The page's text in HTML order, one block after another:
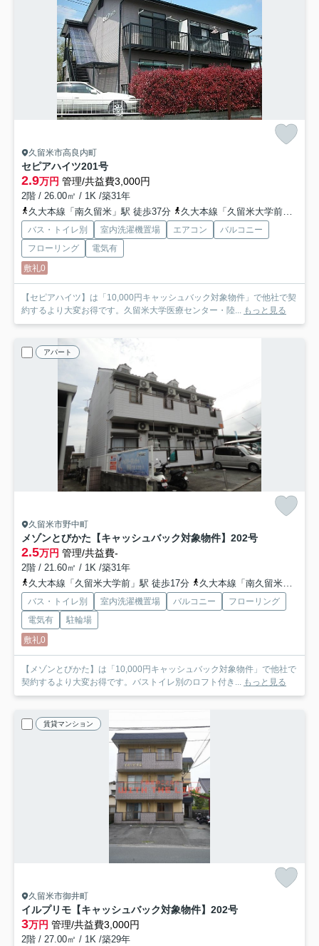
久留米市高良内町
セピアハイツ201号
2.9万円 管理/共益費3,000円
2階 / 26.00㎡ / 1K /築31年
久大本線「南久留米」駅 徒歩37分
久大本線「久留米大学前」駅 徒歩39分
バス・トイレ別 室内洗濯機置場 エアコン
バルコニー
フローリング
電気有
敷礼0
【セピアハイツ】は「10,000円キャッシュバック対象物件」で他社で契
約するより大変お得です。久留米大学医療センター・陸... もっと見る
アパート
久留米市野中町
メゾンとびかた【キャッシュバック対象物件】 202号
2.5万円 管理/共益費-
2階 / 21.60㎡ / 1K /築31年
久大本線「久留米大学前」駅 徒歩17分
久大本線「南久留米」駅 徒歩17分
バス・トイレ別 室内洗濯機置場 バルコニー
フローリング
電気有
駐輪場
敷礼0
【メゾンとびかた】は「10,000円キャッシュバック対象物件」で他社で
契約するより大変お得です。バストイレ別のロフト付き... もっと見る
賃貸マンション
久留米市御井町
イルプリモ【キャッシュバック対象物件】 202号
3万円 管理/共益費3,000円
2階 / 27.00㎡ / 1K /築29年